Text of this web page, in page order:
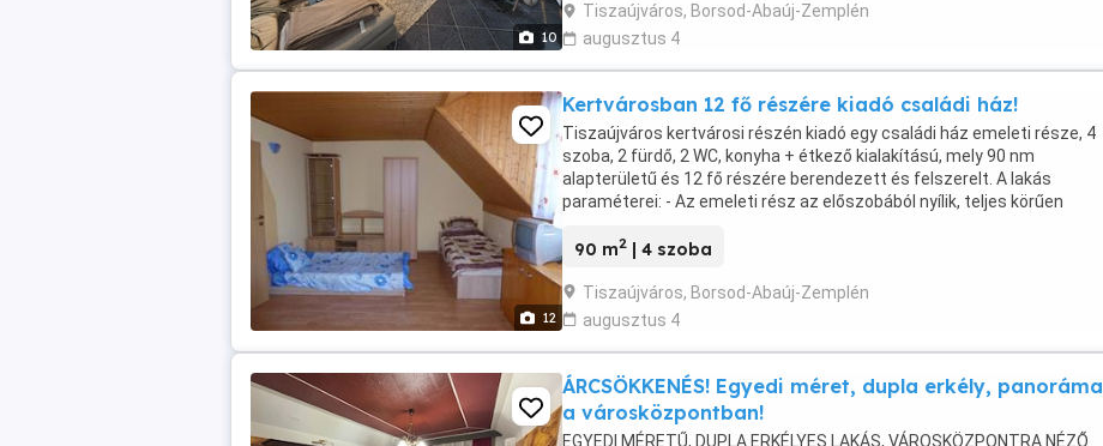
10
Tiszaújváros, Borsod-Abaúj-Zemplén
augusztus 4
12
Kertvárosban 12 fő részére kiadó családi ház!
Tiszaújváros kertvárosi részén kiadó egy családi ház emeleti része, 4
szoba, 2 fürdő, 2 WC, konyha + étkező kialakítású, mely 90 nm
alapterületű és 12 fő részére berendezett és felszerelt. A lakás
paraméterei: - Az emeleti rész az előszobából nyílik, teljes körűen
90 m2 | 4 szoba
Tiszaújváros, Borsod-Abaúj-Zemplén
augusztus 4
ÁRCSÖKKENÉS! Egyedi méret, dupla erkély, panoráma
a városközpontban!
EGYEDI MÉRETŰ, DUPLA ERKÉLYES LAKÁS, VÁROSKÖZPONTRA NÉZŐ